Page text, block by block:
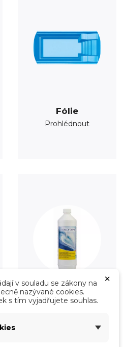
Fólie
Prohlédnout
Údržba
×
v souladu se zákony na
nazývané cookies.
s tím vyjadřujete souhlas.